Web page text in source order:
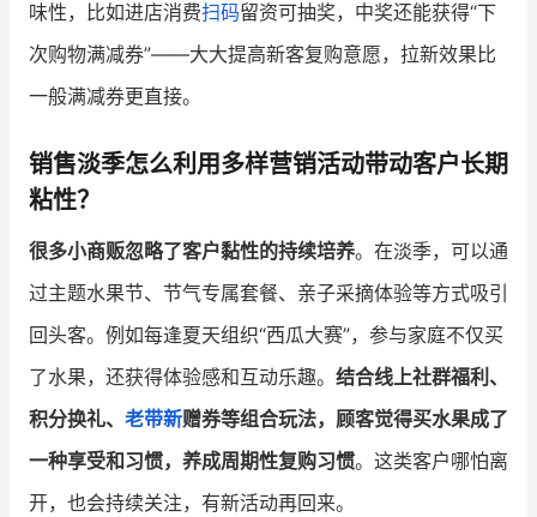
味性，比如进店消费扫码留资可抽奖，中奖还能获得“下
次购物满减券”——大大提高新客复购意愿，拉新效果比
一般满减券更直接。
销售淡季怎么利用多样营销活动带动客户长期
粘性？
很多小商贩忽略了客户黏性的持续培养。在淡季，可以通
过主题水果节、节气专属套餐、亲子采摘体验等方式吸引
回头客。例如每逢夏天组织“西瓜大赛”，参与家庭不仅买
了水果，还获得体验感和互动乐趣。 结合线上社群福利、
积分换礼、 老带新赠券等组合玩法，顾客觉得买水果成了
一种享受和习惯，养成周期性复购习惯。这类客户哪怕离
开，也会持续关注，有新活动再回来。